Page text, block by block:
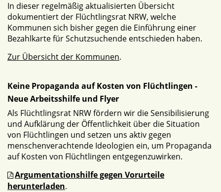
In dieser regelmäßig aktualisierten Übersicht
dokumentiert der Flüchtlingsrat NRW, welche
Kommunen sich bisher gegen die Einführung einer
Bezahlkarte für Schutzsuchende entschieden haben.
Zur Übersicht der Kommunen.
Keine Propaganda auf Kosten von Flüchtlingen -
Neue Arbeitsshilfe und Flyer
Als Flüchtlingsrat NRW fördern wir die Sensibilisierung
und Aufklärung der Öffentlichkeit über die Situation
von Flüchtlingen und setzen uns aktiv gegen
menschenverachtende Ideologien ein, um Propaganda
auf Kosten von Flüchtlingen entgegenzuwirken.
Argumentationshilfe gegen Vorurteile
herunterladen.